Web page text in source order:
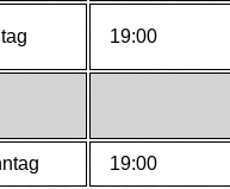
19:00
19:00